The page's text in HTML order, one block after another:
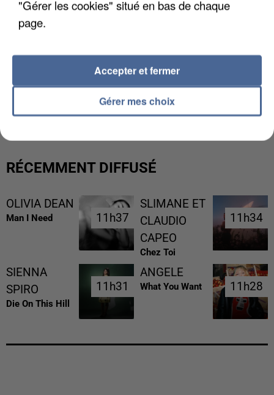
UN SECOND CADRE DE LA DZ MAFIA
INTERPELLÉ EN ALGÉRIE
RÉCEMMENT DIFFUSÉ
OLIVIA DEAN
Man I Need 11h37
11h37
SLIMANE ET
CLAUDIO
CAPEO
Chez Toi
11h34
11h34
SIENNA
SPIRO
Die On This Hill
11h31
11h31
ANGELE
What You Want 11h28
11h28
"Gérer les cookies" situé en bas de chaque
page.
Gérer mes choix
Accepter et fermer